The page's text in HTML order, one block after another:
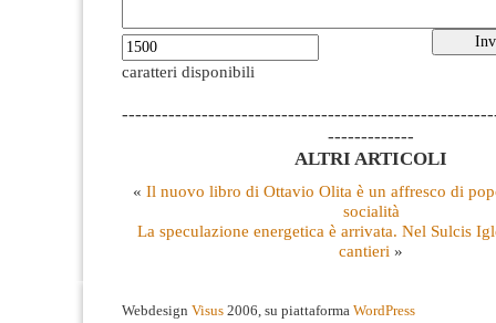
caratteri disponibili
-------------
ALTRI ARTICOLI
« Il nuovo libro di Ottavio Olita è un affresco di
socialità
La speculazione energetica è arrivata. Nel Sulcis
cantieri »
Webdesign Visus 2006, su piattaforma WordPress